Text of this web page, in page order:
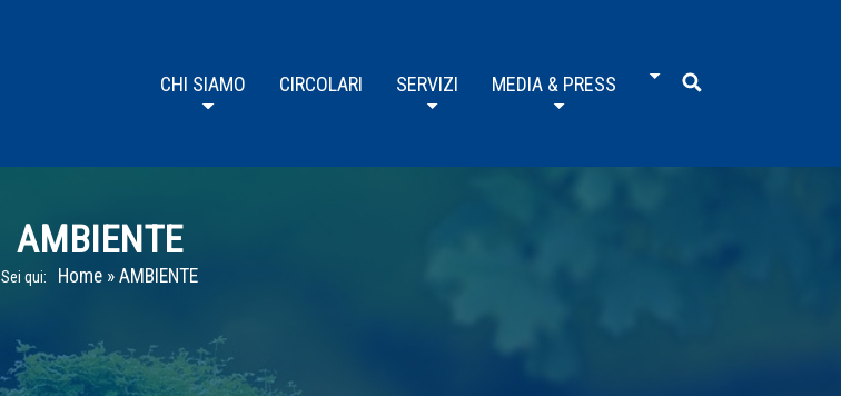
CHI SIAMO CIRCOLARI SERVIZI MEDIA & PRESS
AMBIENTE
Sei qui: Home» AMBIENTE